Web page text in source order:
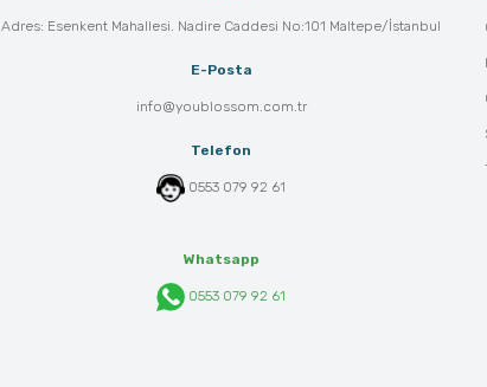
Adres: Esenkent Mahallesi. Nadire Caddesi No:101 Maltepe/İstanbul
E-Posta
info@youblossom.com.tr
Telefon
0553 079 92 61
Whatsapp
0553 079 92 61